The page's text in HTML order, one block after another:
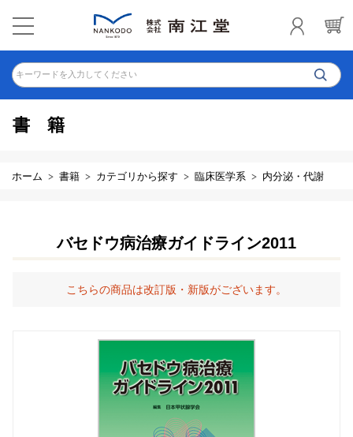
キーワードを入力してください
書籍
ホーム 書籍 カテゴリから探す 臨床医学系 内分泌・代謝
バセドウ病治療ガイドライン2011
こちらの商品は改訂版・新版がございます。